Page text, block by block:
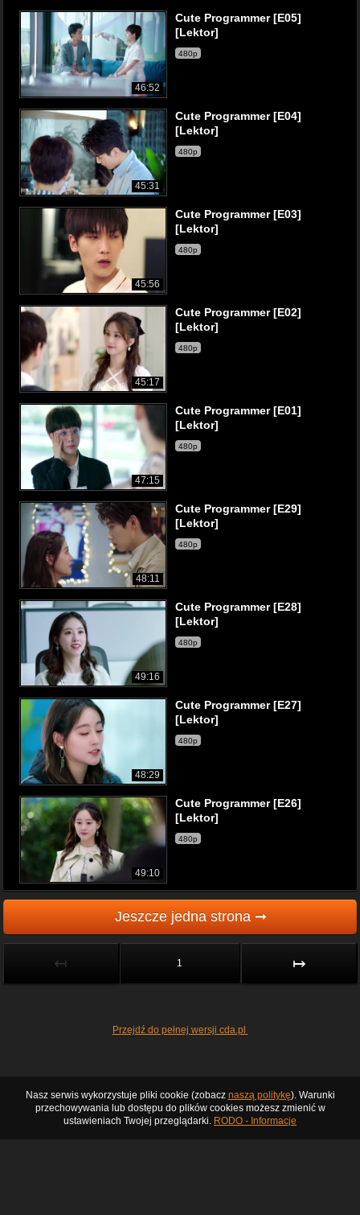
46:52
Cute Programmer [E05]
[Lektor]
480p
45:31
Cute Programmer [E04]
[Lektor]
480p
45:56
Cute Programmer [E03]
[Lektor]
480p
45:17
Cute Programmer [E02]
[Lektor]
480p
47:15
Cute Programmer [E01]
[Lektor]
480p
48:11
Cute Programmer [E29]
[Lektor]
480p
49:16
Cute Programmer [E28]
[Lektor]
480p
48:29
Cute Programmer [E27]
[Lektor]
480p
49:10
Cute Programmer [E26]
[Lektor]
480p
Jeszcze jedna strona ➞
↤ 1 ↦
Przejdź do pełnej wersji cda.pl
Nasz serwis wykorzystuje pliki cookie (zobacz naszą politykę). Warunki
przechowywania lub dostępu do plików cookies możesz zmienić w
ustawieniach Twojej przeglądarki. RODO - Informacje